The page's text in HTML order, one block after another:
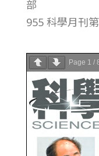
期
部
955 科學月刊
Page 1 /